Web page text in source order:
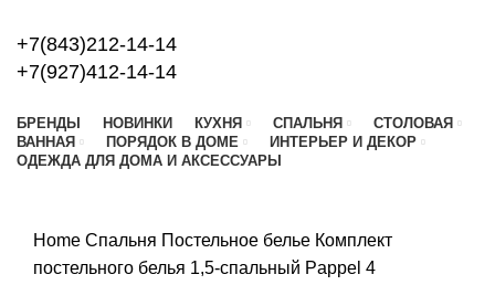
+7(843)212-14-14
+7(927)412-14-14
БРЕНДЫ НОВИНКИ КУХНЯ СПАЛЬНЯ
СТОЛОВАЯ
ВАННАЯ
ПОРЯДОК В ДОМЕ
ИНТЕРЬЕР И ДЕКОР
ОДЕЖДА ДЛЯ ДОМА И АКСЕССУАРЫ
Home Спальня Постельное белье Комплект
постельного белья 1,5-спальный Pappel 4